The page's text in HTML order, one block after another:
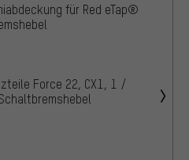
für Red eTap®
Force 22, CX1, 1 /